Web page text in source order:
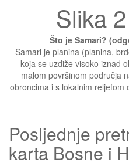
Slika
Što je Samari?
Samari je planina (planina,
koja se uzdiže visoko iznad
malom površinom područja
obroncima i s lokalnim reljefom
Posljednje
karta Bosne i